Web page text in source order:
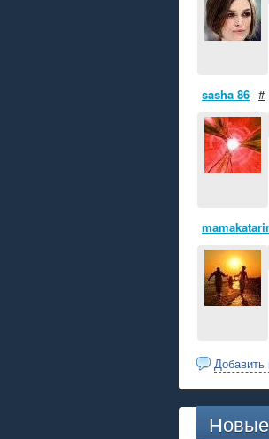
sasha 86 #
Добавить
Новые